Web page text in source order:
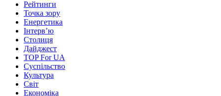
Рейтинги
Точка зору
Енергетика
Інтерв’ю
Столиця
Дайджест
TOP For UA
Суспiльство
Культура
Світ
Економіка